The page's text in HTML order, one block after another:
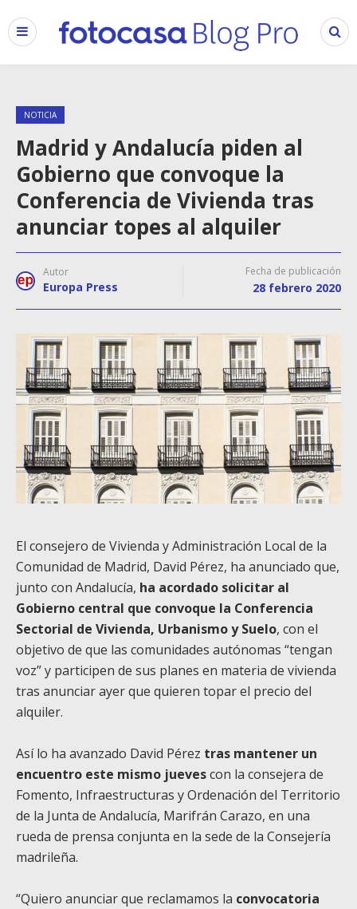
NOTICIA
Madrid y Andalucía piden al
Gobierno que convoque la
Conferencia de Vivienda tras
anunciar topes al alquiler
Autor
Europa Press
Fecha de publicación
28 febrero 2020
El consejero de Vivienda y Administración Local de la
Comunidad de Madrid, David Pérez, ha anunciado que,
junto con Andalucía, ha acordado solicitar al
Gobierno central que convoque la Conferencia
Sectorial de Vivienda, Urbanismo y Suelo, con el
objetivo de que las comunidades autónomas “tengan
voz” y participen de sus planes en materia de vivienda
tras anunciar ayer que quieren topar el precio del
alquiler.
Así lo ha avanzado David Pérez tras mantener un
encuentro este mismo juevescon la consejera de
Fomento, Infraestructuras y Ordenación del Territorio
de la Junta de Andalucía, Marifrán Carazo, en una
rueda de prensa conjunta en la sede de la Consejería
madrileña.
“Quiero anunciar que reclamamos la convocatoria